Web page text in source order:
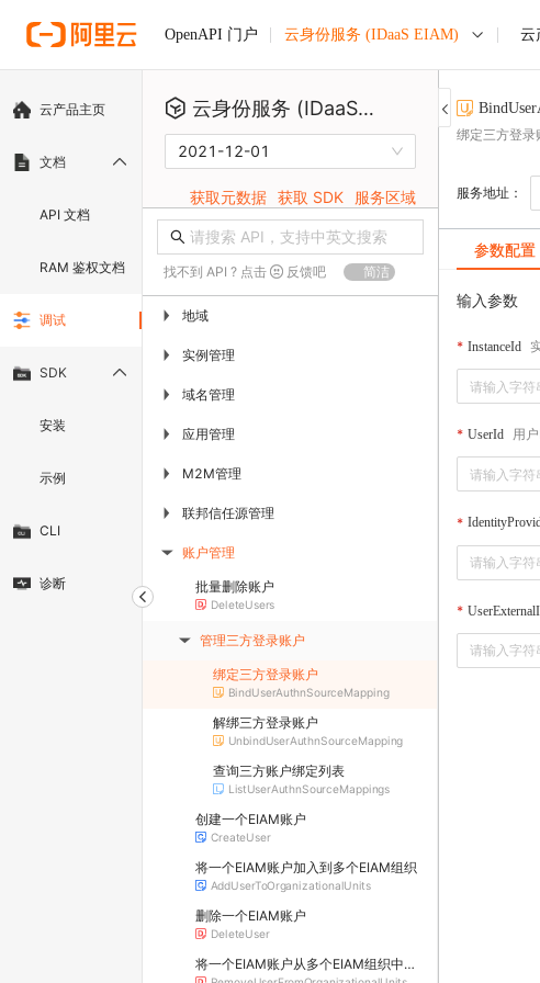
OpenAPI 门户 云身份服务 (IDaaS EIAM) 云
云产品主页
文档
API 文档
RAM 鉴权文档
调试
SDK
安装
示例
CLI
诊断
云身份服务 (IDaaS EIAM)
2021-12-01
获取元数据 获取 SDK 服务区域
找不到 API ? 点击 反馈吧 简洁
▶ 地域
▶ 实例管理
▶ 域名管理
▶ 应用管理
▶ M2M管理
▶ 联邦信任源管理
▶ 账户管理
批量删除账户
DeleteUsers
▶ 管理三方登录账户
绑定三方登录账户
BindUserAuthnSourceMapping
解绑三方登录账户
UnbindUserAuthnSourceMapping
查询三方账户绑定列表
ListUserAuthnSourceMappings
创建一个EIAM账户
CreateUser
将一个EIAM账户加入到多个EIAM组织
AddUserToOrganizationalUnits
删除一个EIAM账户
DeleteUser
将一个EIAM账户从多个EIAM组织中移除
绑定三方登录
服务地址：
参数配置
输入参数
InstanceId
UserId 用